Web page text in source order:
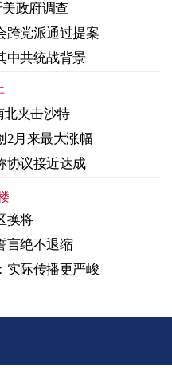
政府调查
跨党派通过提案
中共统战背景
北夹击沙特
2月来最大涨幅
协议接近达成
换将
言绝不退缩
实际传播更严峻